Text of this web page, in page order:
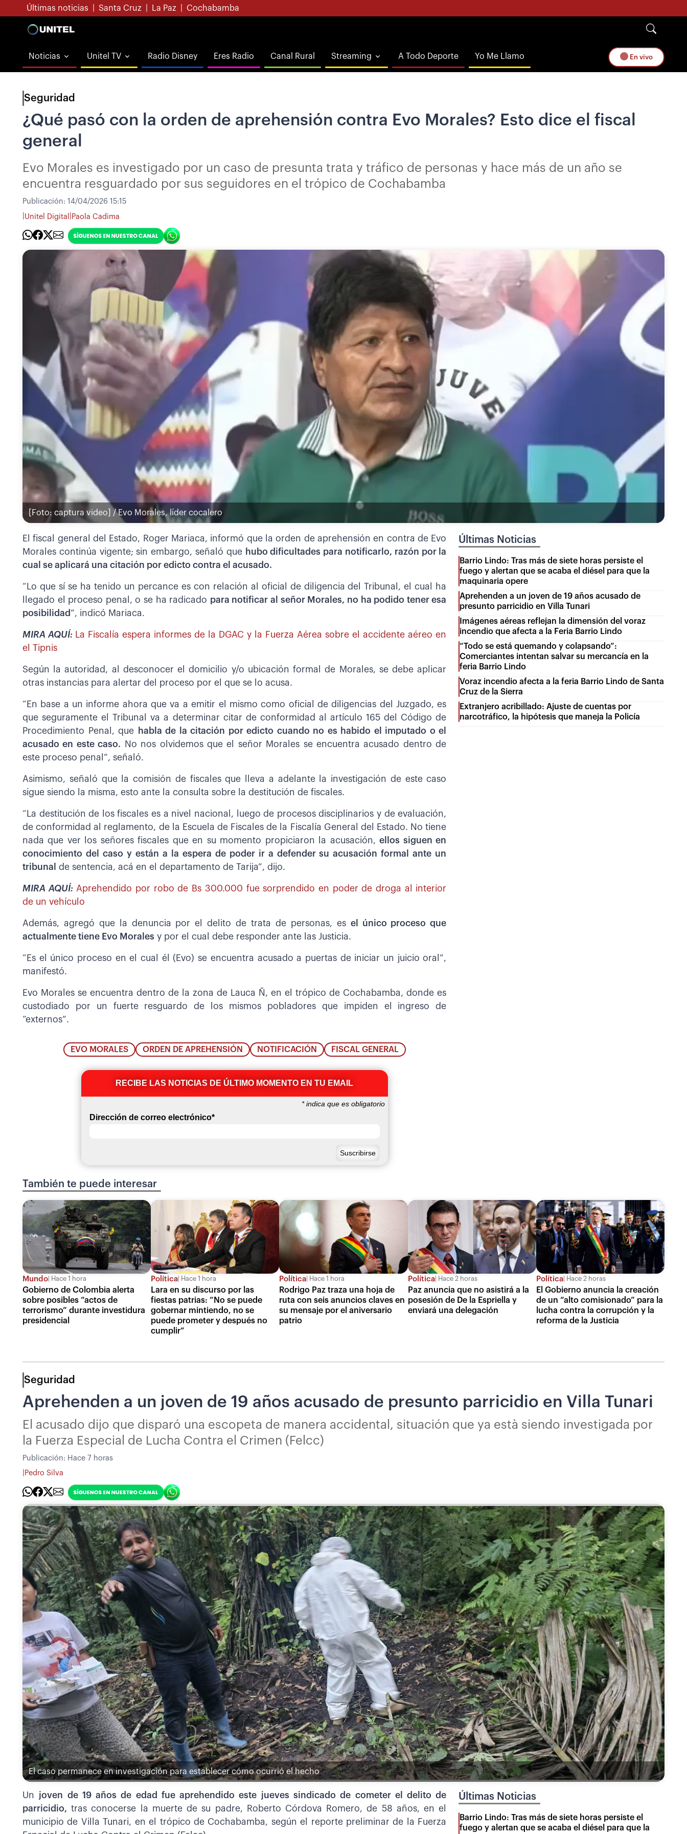
Últimas noticias Santa Cruz La Paz Cochabamba
Noticias Unitel TV Radio Disney Eres Radio Canal Rural Streaming A Todo Deporte Yo Me Llamo En vivo
Seguridad
¿Qué pasó con la orden de aprehensión contra Evo Morales? Esto dice el fiscal
general
Evo Morales es investigado por un caso de presunta trata y tráfico de personas y hace más de un año se
encuentra resguardado por sus seguidores en el trópico de Cochabamba
Publicación: 14/04/2026 15:15
Unitel Digital Paola Cadima
[Foto: captura video] / Evo Morales, líder cocalero
El fiscal general del Estado, Roger Mariaca, informó que la orden de aprehensión en contra de Evo
Morales continúa vigente; sin embargo, señaló que hubo dificultades para notificarlo, razón por la
cual se aplicará una citación por edicto contra el acusado.
“Lo que sí se ha tenido un percance es con relación al oficial de diligencia del Tribunal, el cual ha
llegado el proceso penal, o se ha radicado para notificar al señor Morales, no ha podido tener esa
posibilidad ”, indicó Mariaca.
MIRA AQUÍ: La Fiscalía espera informes de la DGAC y la Fuerza Aérea sobre el accidente aéreo en
el Tipnis
Según la autoridad, al desconocer el domicilio y/o ubicación formal de Morales, se debe aplicar
otras instancias para alertar del proceso por el que se lo acusa.
“En base a un informe ahora que va a emitir el mismo como oficial de diligencias del Juzgado, es
que seguramente el Tribunal va a determinar citar de conformidad al artículo 165 del Código de
Procedimiento Penal, que
habla de la citación por edicto cuando no es habido el imputado o el
acusado en este caso. No nos olvidemos que el señor Morales se encuentra acusado dentro de
este proceso penal”, señaló.
Asimismo, señaló que la comisión de fiscales que lleva a adelante la investigación de este caso
sigue siendo la misma, esto ante la consulta sobre la destitución de fiscales.
“La destitución de los fiscales es a nivel nacional, luego de procesos disciplinarios y de evaluación,
de conformidad al reglamento, de la Escuela de Fiscales de la Fiscalía General del Estado. No tiene
nada que ver los señores fiscales que en su momento propiciaron la acusación,ellos siguen en
conocimiento del caso y están a la espera de poder ir a defender su acusación formal ante un
tribunal
de sentencia, acá en el departamento de Tarija”, dijo.
MIRA AQUÍ: Aprehendido por robo de Bs 300.000 fue sorprendido en poder de droga al interior
de un vehículo
Además, agregó que la denuncia por el delito de trata de personas, es el único proceso que
actualmente tiene Evo Morales y por el cual debe responder ante las Justicia.
“Es el único proceso en el cual él (Evo) se encuentra acusado a puertas de iniciar un juicio oral”,
manifestó.
Evo Morales se encuentra dentro de la zona de Lauca Ñ, en el trópico de Cochabamba, donde es
custodiado por un fuerte resguardo de los mismos pobladores que impiden el ingreso de
“externos”.
EVO MORALES ORDEN DE APREHENSIÓN NOTIFICACIÓN FISCAL GENERAL
RECIBE LAS NOTICIAS DE ÚLTIMO MOMENTO EN TU EMAIL
*indica que es obligatorio
Dirección de correo electrónico*
Últimas Noticias
Barrio Lindo: Tras más de siete horas persiste el
fuego y alertan que se acaba el diésel para que la
maquinaria opere
Aprehenden a un joven de 19 años acusado de
presunto parricidio en Villa Tunari
Imágenes aéreas reflejan la dimensión del voraz
incendio que afecta a la Feria Barrio Lindo
“Todo se está quemando y colapsando”:
Comerciantes intentan salvar su mercancía en la
feria Barrio Lindo
Voraz incendio afecta a la feria Barrio Lindo de Santa
Cruz de la Sierra
Extranjero acribillado: Ajuste de cuentas por
narcotráfico, la hipótesis que maneja la Policía
También te puede interesar
Mundo Hace 1 hora
Gobierno de Colombia alerta
sobre posibles “actos de
terrorismo” durante investidura
presidencial
Política Hace 1 hora
Lara en su discurso por las
fiestas patrias: “No se puede
gobernar mintiendo, no se
puede prometer y después no
cumplir”
Política Hace 1 hora
Rodrigo Paz traza una hoja de
ruta con seis anuncios claves en
su mensaje por el aniversario
patrio
Política Hace 2 horas
Paz anuncia que no asistirá a la
posesión de De la Espriella y
enviará una delegación
Política Hace 2 horas
El Gobierno anuncia la creación
de un “alto comisionado” para la
lucha contra la corrupción y la
reforma de la Justicia
Seguridad
Aprehenden a un joven de 19 años acusado de presunto parricidio en Villa Tunari
El acusado dijo que disparó una escopeta de manera accidental, situación que ya està siendo investigada por
la Fuerza Especial de Lucha Contra el Crimen (Felcc)
Publicación: Hace 7 horas
Pedro Silva
El caso permanece en investigación para establecer cómo ocurrió el hecho
Un joven de 19 años de edad fue aprehendido este jueves sindicado de cometer el delito de
parricidio, tras conocerse la muerte de su padre, Roberto Córdova Romero, de 58 años, en el
municipio de Villa Tunari, en el trópico de Cochabamba, según el reporte preliminar de la Fuerza
Últimas Noticias
Barrio Lindo: Tras más de siete horas persiste el
fuego y alertan que se acaba el diésel para que la